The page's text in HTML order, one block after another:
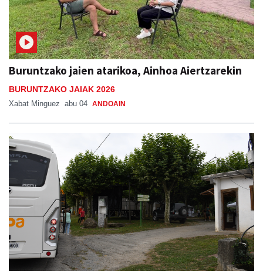
Buruntzako jaien atarikoa, Ainhoa Aiertzarekin
BURUNTZAKO JAIAK 2026
Xabat Minguez abu 04 ANDOAIN